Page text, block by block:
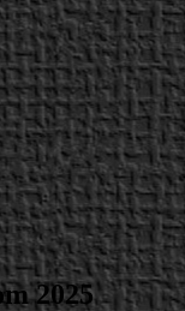
2025